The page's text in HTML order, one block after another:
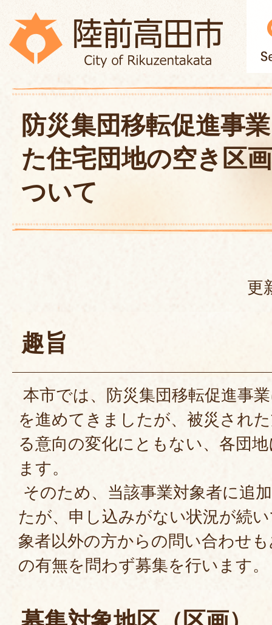
防災集団移転促進事
た住宅団地の空き区
ついて
更
趣旨
本市では、防災集団移転促進事
を進めてきましたが、被災され
る意向の変化にともない、各団
ます。
そのため、当該事業対象者に追
たが、申し込みがない状況が続
象者以外の方からの問い合わせ
の有無を問わず募集を行います。